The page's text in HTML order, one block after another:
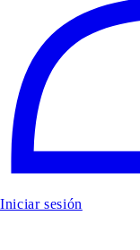
Iniciar sesión